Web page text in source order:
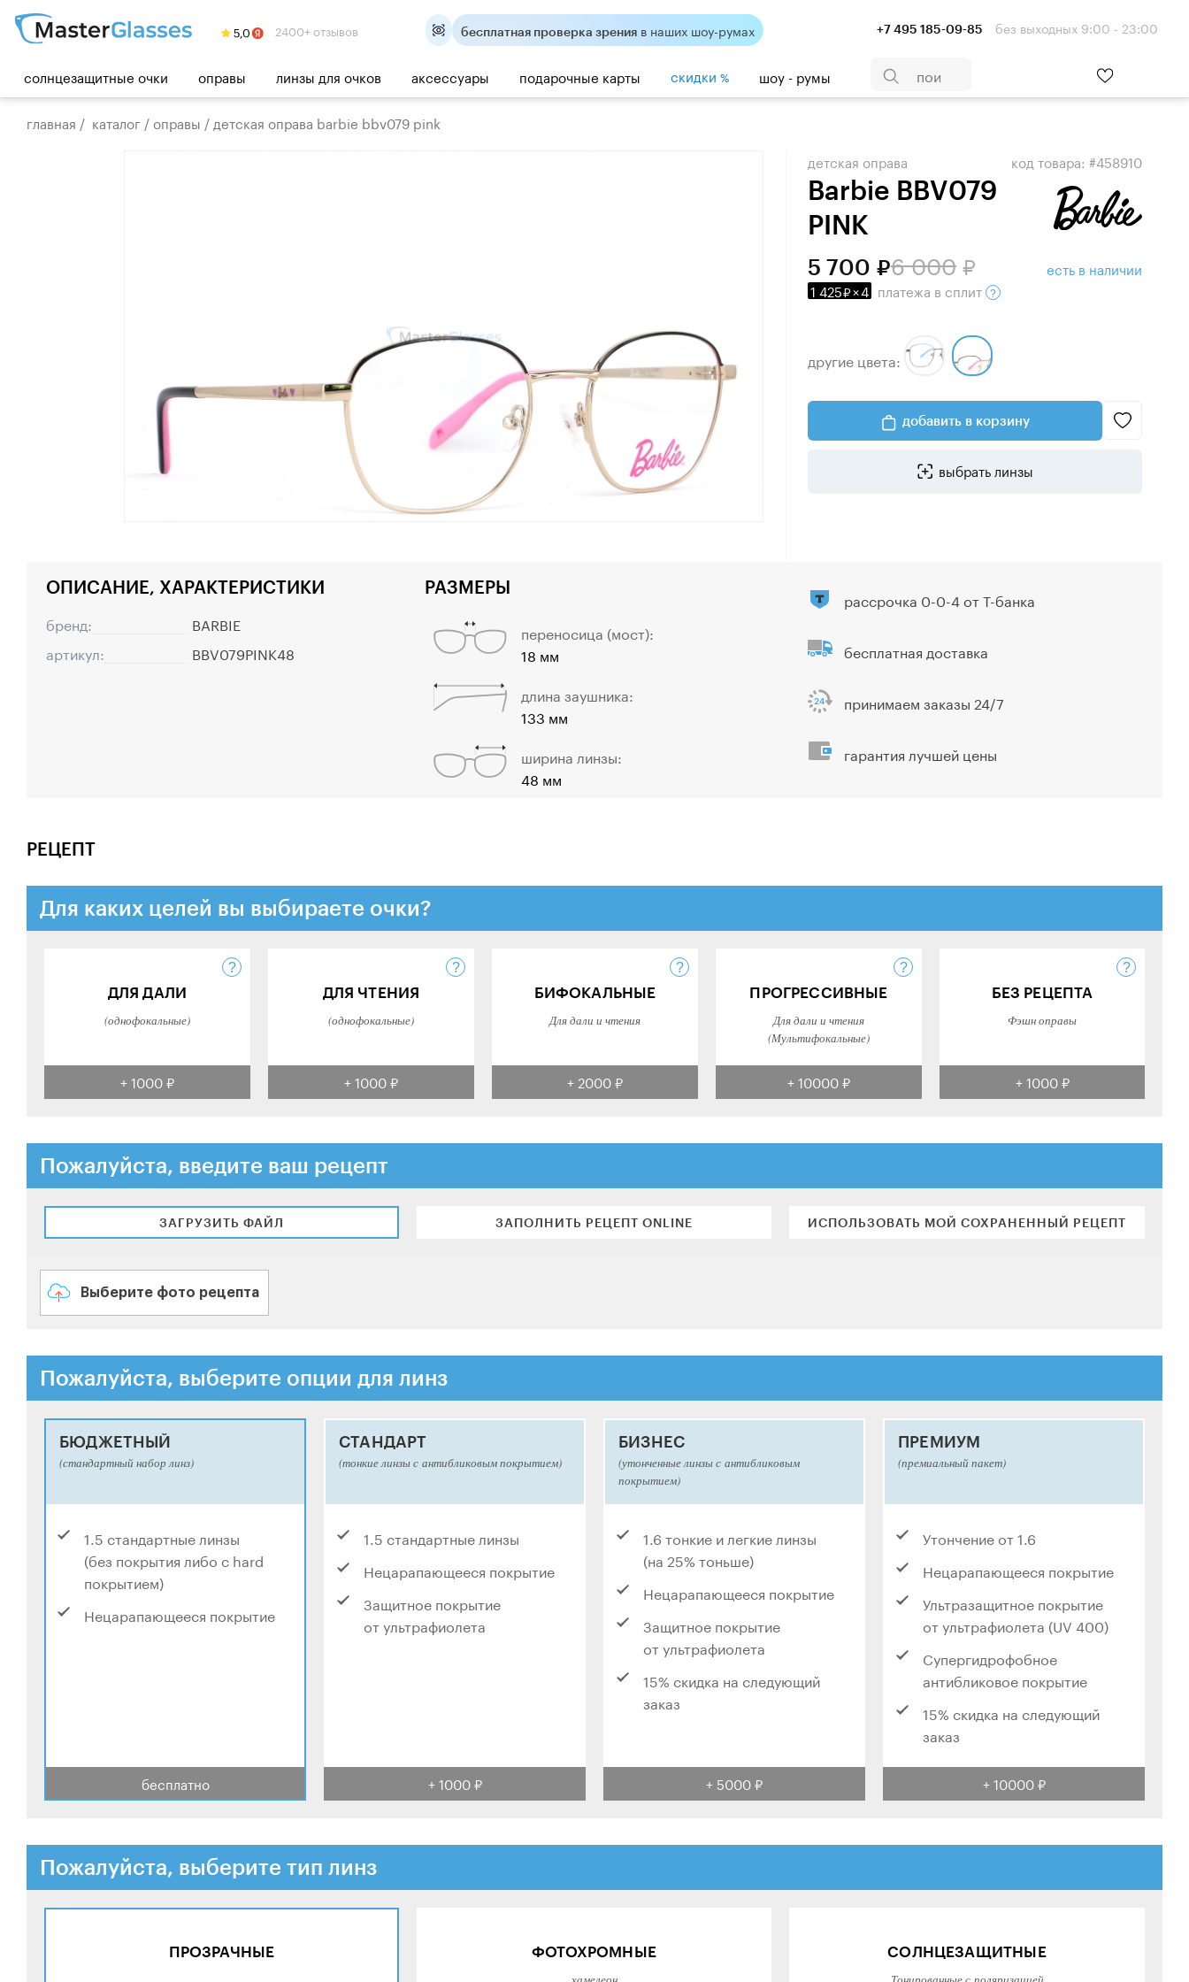
2400+ отзывов +7 495 185-09-85 без выходных 9:00 - 23:00
бесплатная проверка зрения в наших шоу-румах
солнцезащитные очки оправы линзы для очков аксессуары подарочные карты скидки % шоу - румы
главная / каталог /оправы / детская оправа barbie bbv079 pink
детская оправа
Barbie BBV079
PINK
код товара: #458910
6 000
5 700
1 425 ×4 платежа в сплит
есть в наличии
другие цвета:
добавить в корзину
выбрать линзы
ОПИСАНИЕ, ХАРАКТЕРИСТИКИ
бренд:
BARBIE
артикул:
BBV079PINK48
РАЗМЕРЫ
переносица (мост):
18 мм
длина заушника:
133 мм
ширина линзы:
48 мм
рассрочка 0-0-4 от Т-банка
бесплатная доставка
принимаем заказы 24/7
гарантия лучшей цены
РЕЦЕПТ
Для каких целей вы выбираете очки?
ДЛЯ ДАЛИ
(однофокальные)
+ 1000 ₽
ДЛЯ ЧТЕНИЯ
(однофокальные)
+ 1000 ₽
БИФОКАЛЬНЫЕ
Для дали и чтения
+ 2000 ₽
ПРОГРЕССИВНЫЕ
Для дали и чтения
(Мультифокальные)
+ 10000 ₽
БЕЗ РЕЦЕПТА
Фэшн оправы
+ 1000 ₽
Пожалуйста, введите ваш рецепт
ЗАГРУЗИТЬ ФАЙЛ ЗАПОЛНИТЬ РЕЦЕПТ ONLINE ИСПОЛЬЗОВАТЬ МОЙ СОХРАНЕННЫЙ РЕЦЕПТ
Выберите фото рецепта
Пожалуйста, выберите опции для линз
БЮДЖЕТНЫЙ
(стандартный набор линз)
1.5 стандартные линзы
(без покрытия либо с hard
покрытием)
Нецарапающееся покрытие
бесплатно
СТАНДАРТ
(тонкие линзы с антибликовым покрытием)
1.5 стандартные линзы
Нецарапающееся покрытие
Защитное покрытие
от ультрафиолета
+ 1000 ₽
БИЗНЕС
(утонченные линзы с антибликовым
покрытием)
1.6 тонкие и легкие линзы
(на 25% тоньше)
Нецарапающееся покрытие
Защитное покрытие
от ультрафиолета
15% скидка на следующий
заказ
+ 5000 ₽
ПРЕМИУМ
(премиальный пакет)
Утончение от 1.6
Нецарапающееся покрытие
Ультразащитное покрытие
от ультрафиолета (UV 400)
Супергидрофобное
антибликовое покрытие
15% скидка на следующий
заказ
+ 10000 ₽
Пожалуйста, выберите тип линз
ПРОЗРАЧНЫЕ ФОТОХРОМНЫЕ СОЛНЦЕЗАЩИТНЫЕ